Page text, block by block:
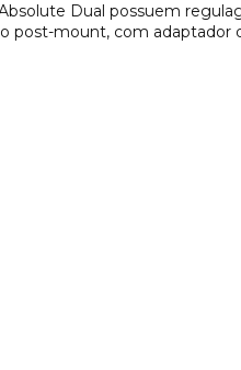
Dual possuem
post-mount, com adaptador